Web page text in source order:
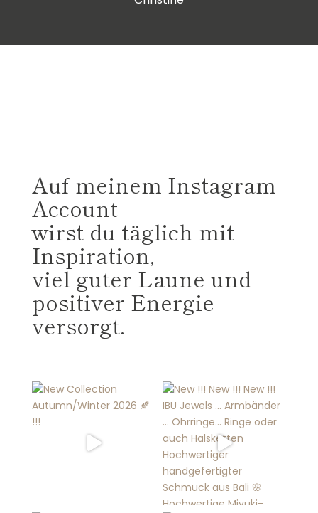
Auf meinem Instagram
Account
wirst du täglich mit
Inspiration,
viel guter Laune und
positiver Energie
versorgt.